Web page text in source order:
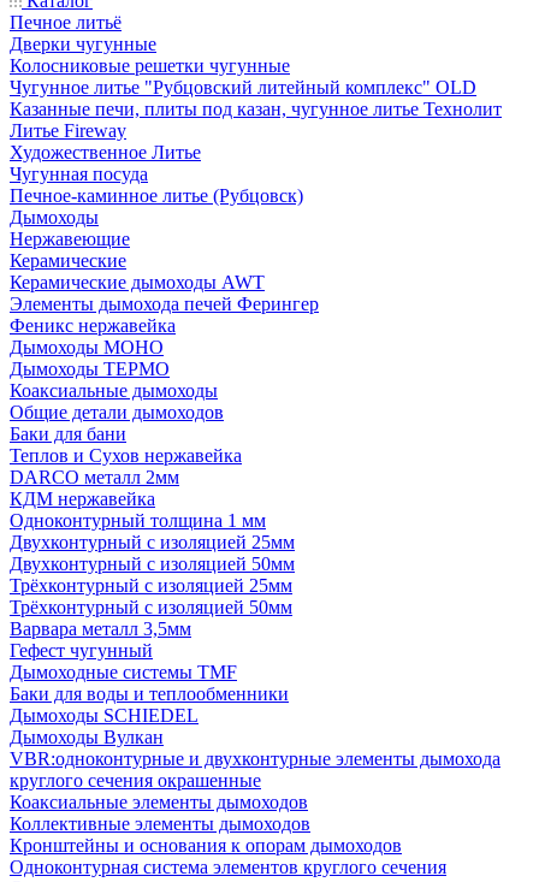
Печное литьё
Дверки чугунные
Колосниковые решетки чугунные
Чугунное литье "Рубцовский литейный комплекс" OLD
Казанные печи, плиты под казан, чугунное литье Технолит
Литье Fireway
Художественное Литье
Чугунная посуда
Печное-каминное литье (Рубцовск)
Дымоходы
Нержавеющие
Керамические
Керамические дымоходы AWT
Элементы дымохода печей Ферингер
Феникс нержавейка
Дымоходы МОНО
Дымоходы ТЕРМО
Коаксиальные дымоходы
Общие детали дымоходов
Баки для бани
Теплов и Сухов нержавейка
DARCO металл 2мм
КДМ нержавейка
Одноконтурный толщина 1 мм
Двухконтурный с изоляцией 25мм
Двухконтурный с изоляцией 50мм
Трёхконтурный с изоляцией 25мм
Трёхконтурный с изоляцией 50мм
Варвара металл 3,5мм
Гефест чугунный
Дымоходные системы TMF
Баки для воды и теплообменники
Дымоходы SCHIEDEL
Дымоходы Вулкан
VBR:одноконтурные и двухконтурные элементы дымохода
круглого сечения окрашенные
Коаксиальные элементы дымоходов
Коллективные элементы дымоходов
Кронштейны и основания к опорам дымоходов
Одноконтурная система элементов круглого сечения